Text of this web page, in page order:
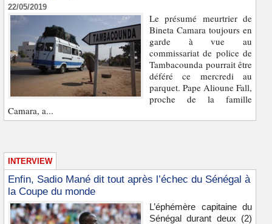
22/05/2019
Le présumé meurtrier de
Bineta Camara toujours en
garde à vue au
commissariat de police de
Tambacounda pourrait être
déféré ce mercredi au
parquet. Pape Alioune Fall,
proche de la famille
Camara, a...
INTERVIEW
Enfin, Sadio Mané dit tout après l’échec du Sénégal à
la Coupe du monde
L’éphémère capitaine du
Sénégal durant deux (2)